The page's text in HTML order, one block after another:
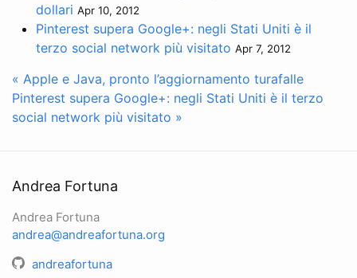
dollari Apr 10, 2012
Pinterest supera Google+: negli Stati Uniti è il
terzo social network più visitato Apr 7, 2012
« Apple e Java, pronto l’aggiornamento turafalle
Pinterest supera Google+: negli Stati Uniti è il terzo
social network più visitato »
Andrea Fortuna
Andrea Fortuna
andrea@andreafortuna.org
andreafortuna